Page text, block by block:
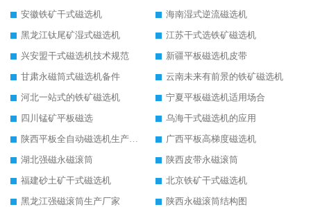
安徽铁矿干式磁选机
海南湿式逆流磁选机
黑龙江钛尾矿湿式磁选机
江苏干式选铁矿磁选机
兴安盟干式磁选机技术规范
新疆平板磁选机皮带
甘肃永磁筒式磁选机备件
云南未来有前景的铁矿磁选机
河北一站式的铁矿磁选机
宁夏平板磁选机适用场合
四川锰矿平板磁选
乌海干式磁选机的应用
陕西平板全自动磁选机生产厂家
广西平板高梯度磁选机
湖北强磁永磁滚筒
陕西皮带永磁滚筒
福建砂土矿干式磁选机
北京铁矿干式磁选机
黑龙江强磁滚筒生产厂家
陕西永磁滚筒结构图